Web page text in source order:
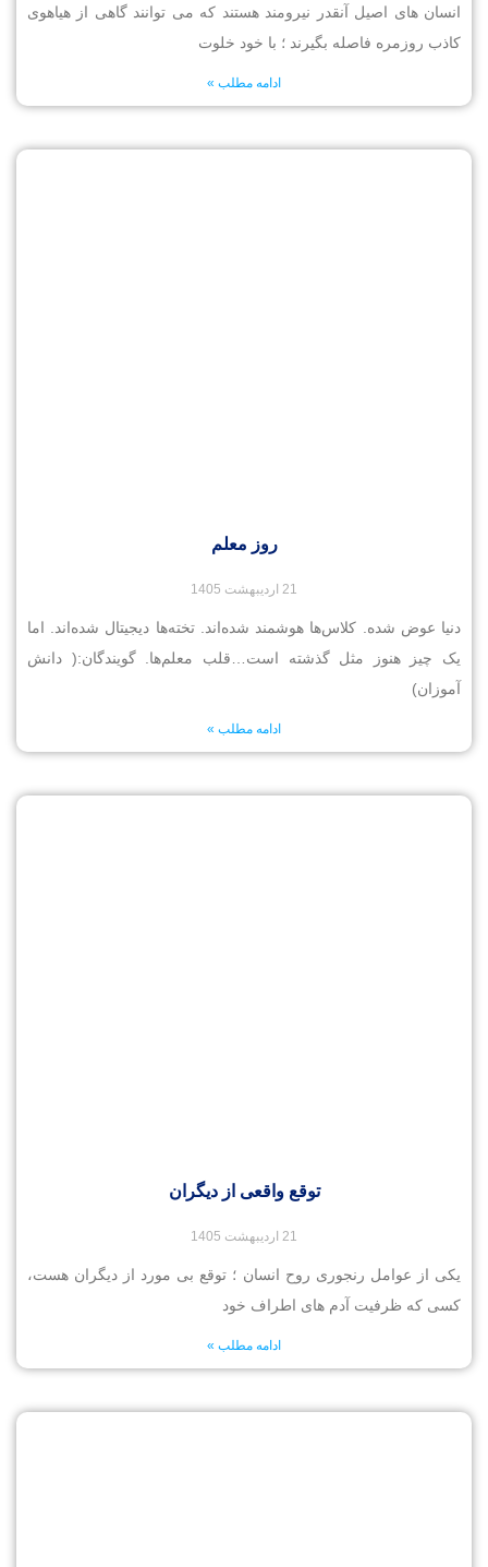
انسان های اصیل آنقدر نیرومند هستند که می توانند گاهی از هیاهوی
کاذب روزمره فاصله بگیرند ؛ با خود خلوت
ادامه مطلب »
روز معلم
21 اردیبهشت 1405
دنیا عوض شده. کلاس‌ها هوشمند شده‌اند. تخته‌ها دیجیتال شده‌اند. اما
یک چیز هنوز مثل گذشته است…قلب معلم‌ها. گویندگان:( دانش
آموزان)
ادامه مطلب »
توقع واقعی از دیگران
21 اردیبهشت 1405
یکی از عوامل رنجوری روح انسان ؛ توقع بی مورد از دیگران هست،
کسی که ظرفیت آدم های اطراف خود
ادامه مطلب »